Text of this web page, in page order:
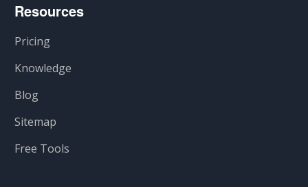
Resources
Pricing
Knowledge
Blog
Sitemap
Free Tools